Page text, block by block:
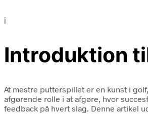
i
Introduktion
At mestre putterspillet er en kunst i
afgørende rolle i at afgøre, hvor
feedback på hvert slag. Denne artikel